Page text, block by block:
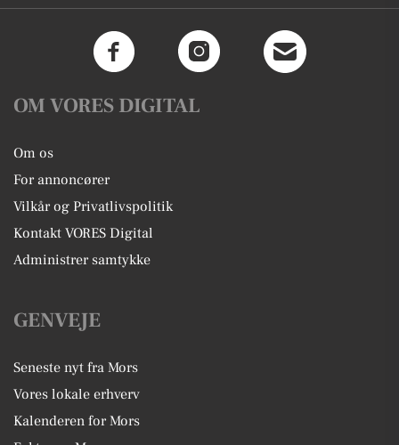
OM VORES DIGITAL
Om os
For annoncører
Vilkår og Privatlivspolitik
Kontakt VORES Digital
Administrer samtykke
GENVEJE
Seneste nyt fra Mors
Vores lokale erhverv
Kalenderen for Mors